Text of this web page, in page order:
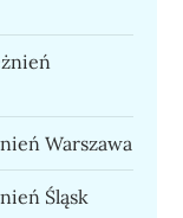
Warszawa
Śląsk